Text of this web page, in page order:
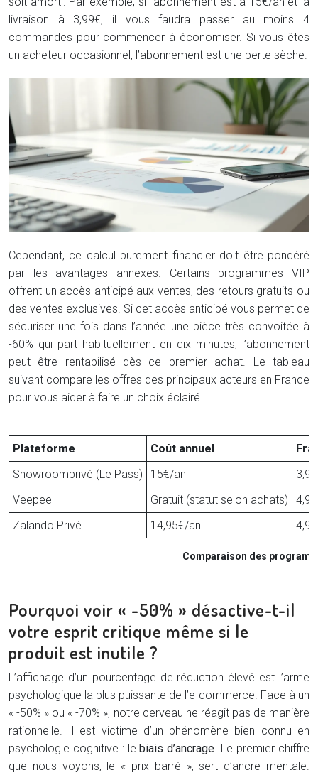
livraison à 3,99€, il vous faudra passer au moins 4
commandes pour commencer à économiser. Si vous êtes
un acheteur occasionnel, l’abonnement est une perte sèche.
Cependant, ce calcul purement financier doit être pondéré
par les avantages annexes. Certains programmes VIP
offrent un accès anticipé aux ventes, des retours gratuits ou
des ventes exclusives. Si cet accès anticipé vous permet de
sécuriser une fois dans l’année une pièce très convoitée à
-60% qui part habituellement en dix minutes, l’abonnement
peut être rentabilisé dès ce premier achat. Le tableau
suivant compare les offres des principaux acteurs en France
pour vous aider à faire un choix éclairé.
Comparaison des
Plateforme Coût annuel
Showroomprivé (Le Pass)
15€/an
Veepee
Gratuit (statut selon achats)
Zalando Privé
14,95€/an
Pourquoi voir « -50% » désactive-t-il
votre esprit critique même si le
produit est inutile ?
L’affichage d’un pourcentage de réduction élevé est l’arme
psychologique la plus puissante de l’e-commerce. Face à un
« -50% » ou « -70% », notre cerveau ne réagit pas de manière
rationnelle. Il est victime d’un phénomène bien connu en
psychologie cognitive : le biais d’ancrage. Le premier chiffre
que nous voyons, le « prix barré », sert d’ancre mentale.